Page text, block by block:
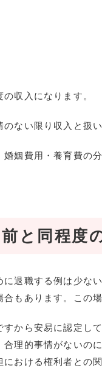
収入になります。
ない限り収入と扱い
姻費用・養育費の
と同程度
退職する例は少な
もあります。この
から安易に認定し
理的事情がないの
における権利者との